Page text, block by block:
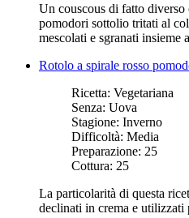
Un couscous di fatto
pomodori sottolio tritati al
mescolati e sgranati insieme
Rotolo a spirale rosso
Ricetta: Vegetariana
Senza: Uova
Stagione: Inverno
Difficoltà: Media
Preparazione: 25
Cottura: 25
La particolarità di questa
declinati in crema e utilizzati